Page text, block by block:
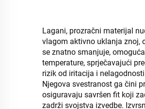
Lagani, prozračni materijal
vlagom aktivno uklanja znoj,
se znatno smanjuje,
temperature, sprječavajući
rizik od iritacija i
Njegova svestranost ga čini
osiguravaju savršen fit koji
zadrži svojstva izvedbe.